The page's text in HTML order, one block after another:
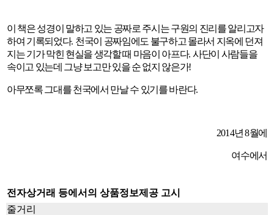
이 책은 성경이 말하고 있는 공짜로 주시는 구원의 진리를 알리고자
하여 기록되었다. 천국이 공짜임에도 불구하고 몰라서 지옥에 던져
지는 기가 막힌 현실을 생각할 때 마음이 아프다.사단이 사람들을
속이고 있는데 그냥 보고만 있을 순 없지 않은가!
아무쪼록 그대를 천국에서 만날 수 있기를 바란다.
2014년8월에
여수에서
전자상거래 등에서의 상품정보제공 고시
줄거리